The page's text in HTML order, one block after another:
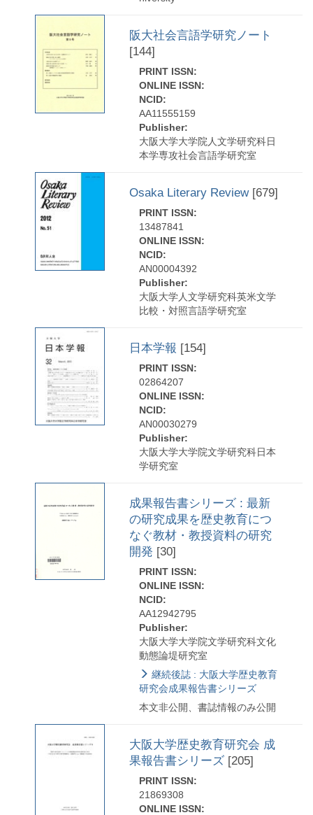
阪大社会言語学研究ノート
[144]
PRINT ISSN:
ONLINE ISSN:
NCID:
AA11555159
Publisher:
大阪大学大学院人文学研究科日
本学専攻社会言語学研究室
Osaka Literary Review [679]
PRINT ISSN:
13487841
ONLINE ISSN:
NCID:
AN00004392
Publisher:
大阪大学人文学研究科英米文学
比較・対照言語学研究室
日本学報 [154]
PRINT ISSN:
02864207
ONLINE ISSN:
NCID:
AN00030279
Publisher:
大阪大学大学院文学研究科日本
学研究室
成果報告書シリーズ : 最新
の研究成果を歴史教育につ
なぐ教材・教授資料の研究
開発 [30]
PRINT ISSN:
ONLINE ISSN:
NCID:
AA12942795
Publisher:
大阪大学大学院文学研究科文化
動態論堤研究室
継続後誌 : 大阪大学歴史教育
研究会成果報告書シリーズ
本文非公開、書誌情報のみ公開
大阪大学歴史教育研究会 成
果報告書シリーズ [205]
PRINT ISSN:
21869308
ONLINE ISSN: